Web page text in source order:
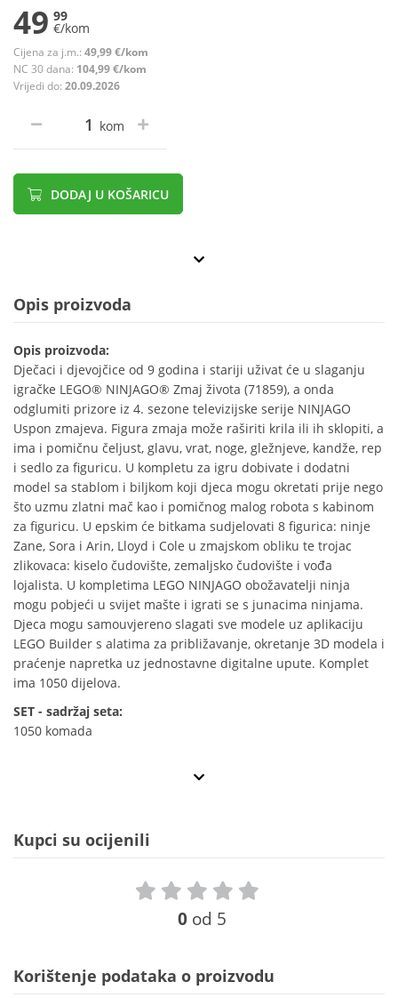
49 99
€/kom
Cijena za j.m.: 49,99 €/kom
NC 30 dana: 104,99 €/kom
Vrijedi do: 20.09.2026
kom
DODAJ U KOŠARICU
Opis proizvoda
Opis proizvoda:
Dječaci i djevojčice od 9 godina i stariji uživat će u slaganju
igračke LEGO® NINJAGO® Zmaj života (71859), a onda
odglumiti prizore iz 4. sezone televizijske serije NINJAGO
Uspon zmajeva. Figura zmaja može raširiti krila ili ih sklopiti, a
ima i pomičnu čeljust, glavu, vrat, noge, gležnjeve, kandže, rep
i sedlo za figuricu. U kompletu za igru dobivate i dodatni
model sa stablom i biljkom koji djeca mogu okretati prije nego
što uzmu zlatni mač kao i pomičnog malog robota s kabinom
za figuricu. U epskim će bitkama sudjelovati 8 figurica: ninje
Zane, Sora i Arin, Lloyd i Cole u zmajskom obliku te trojac
zlikovaca: kiselo čudovište, zemaljsko čudovište i vođa
lojalista. U kompletima LEGO NINJAGO obožavatelji ninja
mogu pobjeći u svijet mašte i igrati se s junacima ninjama.
Djeca mogu samouvjereno slagati sve modele uz aplikaciju
LEGO Builder s alatima za približavanje, okretanje 3D modela i
praćenje napretka uz jednostavne digitalne upute. Komplet
ima 1050 dijelova.
SET - sadržaj seta:
1050 komada
Kupci su ocijenili
0 od 5
Korištenje podataka o proizvodu